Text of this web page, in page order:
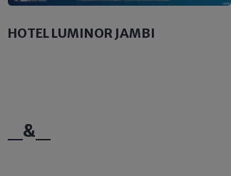
HOTEL LUMINOR JAMBI
_&_